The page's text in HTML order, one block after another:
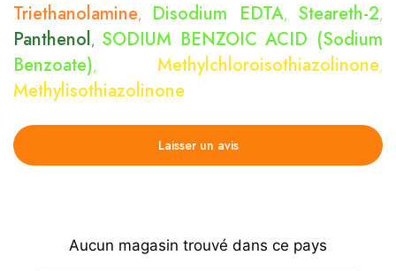
Triethanolamine, Disodium EDTA, Steareth-2,
Panthenol, SODIUM BENZOIC ACID (Sodium
Benzoate), Methylchloroisothiazolinone,
Methylisothiazolinone
Laisser un avis
Aucun magasin trouvé dans ce pays